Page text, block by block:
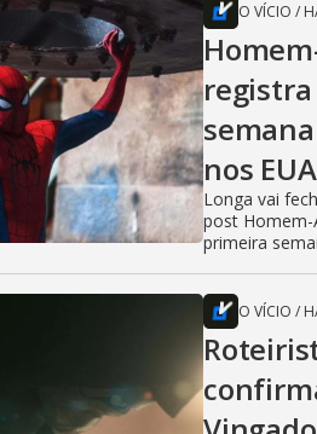
O VÍCIO /
nos EUA
Longa vai
post Homem-
primeira
O VÍCIO /